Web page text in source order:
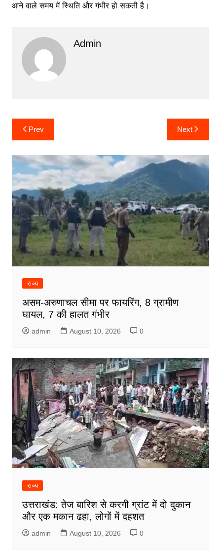
आने वाले समय में स्थिति और गंभीर हो सकती है।
Admin
Post
navigation
Prev Next
राज्य
असम-अरुणाचल सीमा पर फायरिंग, 8 ग्रामीण
घायल, 7 की हालत गंभीर
admin August 10, 2026 0
राज्य
उत्तराखंड: तेज बारिश से करगी ग्रांट में दो दुकान
और एक मकान ढहा, लोगों में दहशत
admin August 10, 2026 0